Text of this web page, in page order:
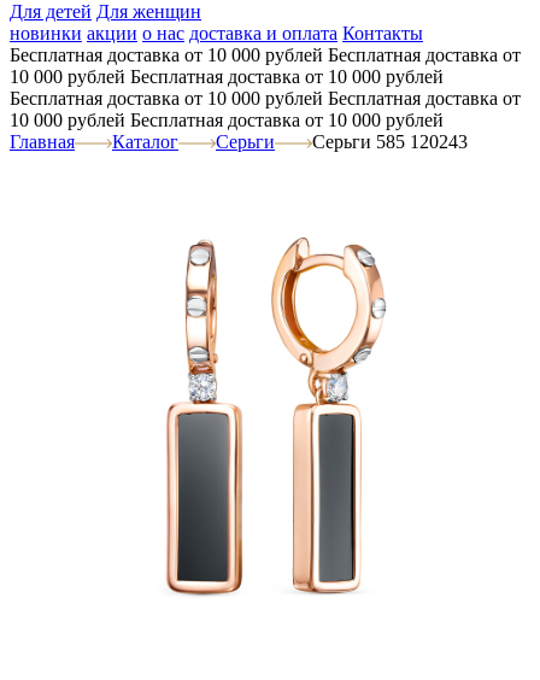
Для детей Для женщин
новинки акции о нас доставка и оплата Контакты
Бесплатная доставка от 10 000 рублей Бесплатная доставка от
10 000 рублей Бесплатная доставка от 10 000 рублей
Бесплатная доставка от 10 000 рублей Бесплатная доставка от
10 000 рублей Бесплатная доставка от 10 000 рублей
Главная
Каталог Серьги Серьги 585 120243